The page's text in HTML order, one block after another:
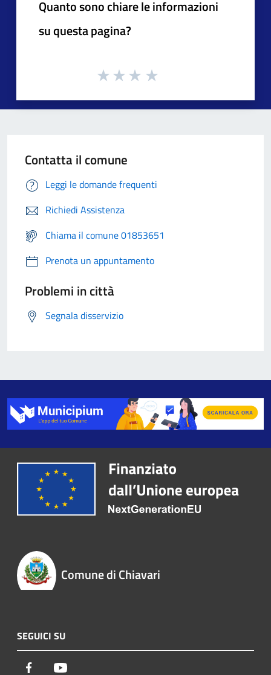
Quanto sono chiare le informazioni
su questa pagina?
Contatta il comune
Leggi le domande frequenti
Richiedi Assistenza
Chiama il comune 01853651
Prenota un appuntamento
Problemi in città
Segnala disservizio
Comune di Chiavari
SEGUICI SU
Facebook